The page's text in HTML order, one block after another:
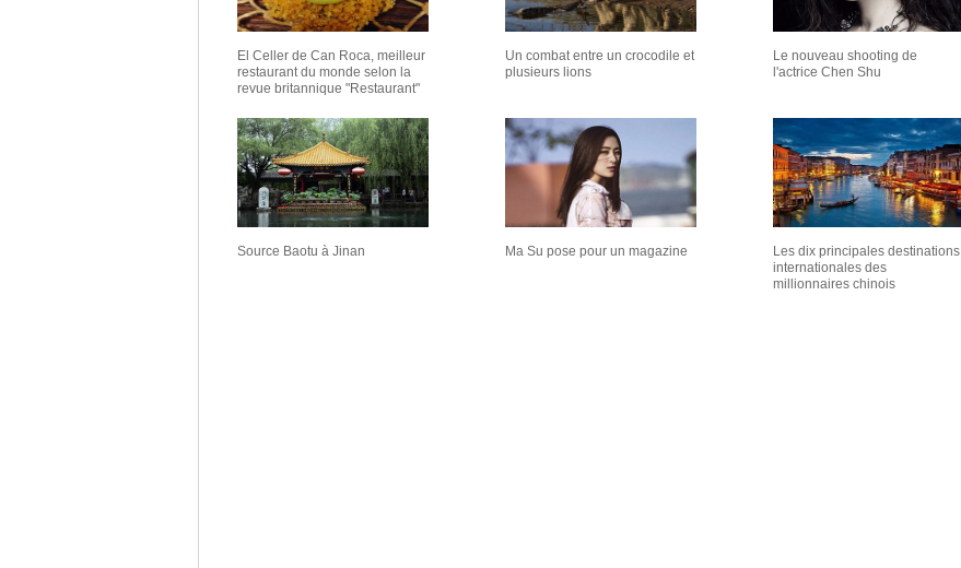
El Celler de Can Roca, meilleur
restaurant du monde selon la
revue britannique "Restaurant"
Un combat entre un crocodile et
plusieurs lions
Le nouveau shooting de
l'actrice Chen Shu
Source Baotu à Jinan Ma Su pose pour un magazine
Les dix principales destinations
internationales des
millionnaires chinois